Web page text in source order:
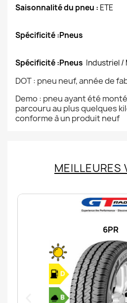
Saisonnalité du pneu : ETE
Spécificité :Pneus
Spécificité :Pneus Industriel /
DOT : pneu neuf, année de
Demo : pneu ayant été
parcouru au plus quelques
conforme à un produit neuf
MEILLEURES
6PR